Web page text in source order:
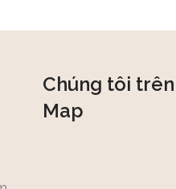
Chúng tôi
Map